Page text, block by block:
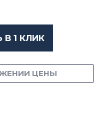
В 1 КЛИК
ЦЕНЫ